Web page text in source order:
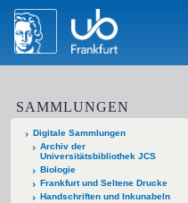
SAMMLUNGEN
Digitale Sammlungen
Archiv der
Universitätsbibliothek JCS
Biologie
Frankfurt und Seltene Drucke
Handschriften und Inkunabeln